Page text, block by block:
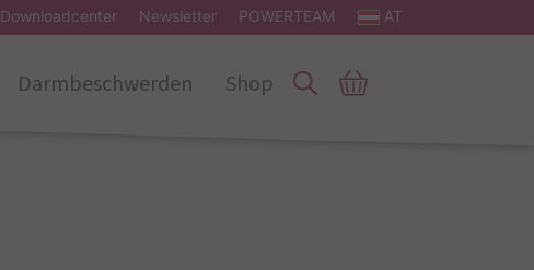
Downloadcenter Newsletter POWERTEAM AT
Darmbeschwerden Shop